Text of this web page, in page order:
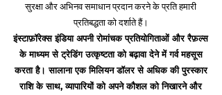
सुरक्षा और अभिनव समाधान प्रदान करने के प्रति हमारी
प्रतिबद्धता को दर्शाते हैं।
इंस्टाफ़ॉरेक्स इंडिया अपनी रोमांचक प्रतियोगिताओं और रैफ़ल्स
के माध्यम से ट्रेडिंग उत्कृष्टता को बढ़ावा देने में गर्व महसूस
करता है। सालाना एक मिलियन डॉलर से अधिक की पुरस्कार
राशि के साथ, व्यापारियों को अपने कौशल को निखारने और